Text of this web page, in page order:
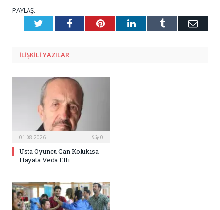
PAYLAŞ.
TwitterFacebookPinterestLinkedInTumblr E-
ILIŞKILI YAZILAR
01.08.2026 0
Usta Oyuncu Can Kolukısa
Hayata Veda Etti